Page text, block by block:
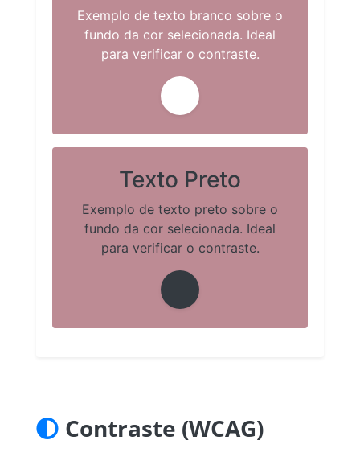
Exemplo de texto branco sobre o
fundo da cor selecionada. Ideal
para verificar o contraste.
Texto Preto
Exemplo de texto preto sobre o
fundo da cor selecionada. Ideal
para verificar o contraste.
Contraste (WCAG)